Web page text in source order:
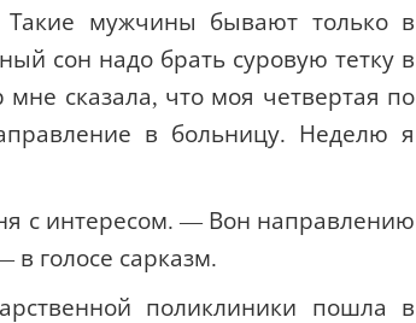
Такие мужчины бывают только в
сон надо брать суровую тетку в
сказала, что моя четвертая по
в больницу. Неделю я
с интересом. — Вон направлению
в голосе сарказм.
поликлиники пошла в